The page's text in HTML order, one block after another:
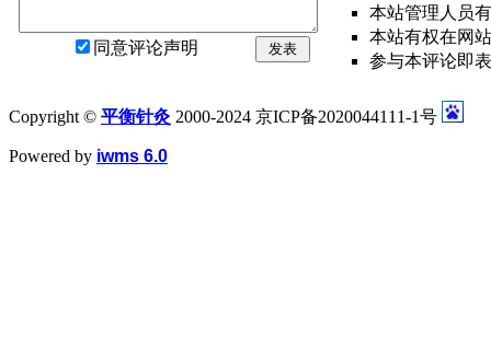
同意评论声明 发表
本站管理人员
本站有权在网
参与本评论即
Copyright © 平衡针灸 2000-2024 京ICP备2020044111-1号
Powered by iwms 6.0